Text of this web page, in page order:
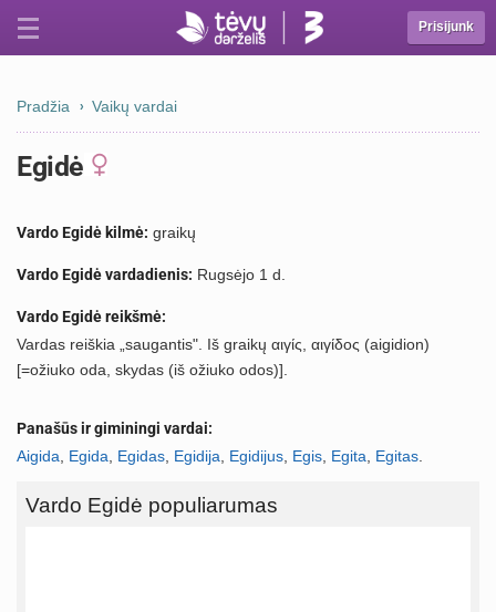
Prisijunk
Pradžia Vaikų vardai
Egidė
Vardo Egidė kilmė: graikų
Vardo Egidė vardadienis: Rugsėjo 1 d.
Vardo Egidė reikšmė:
Vardas reiškia „saugantis". Iš graikų αιγίς, αιγίδος (aigidion)
[=ožiuko oda, skydas (iš ožiuko odos)].
Panašūs ir giminingi vardai:
Aigida
Egida Egidas Egidija Egidijus Egis Egita Egitas
Vardo Egidė populiarumas